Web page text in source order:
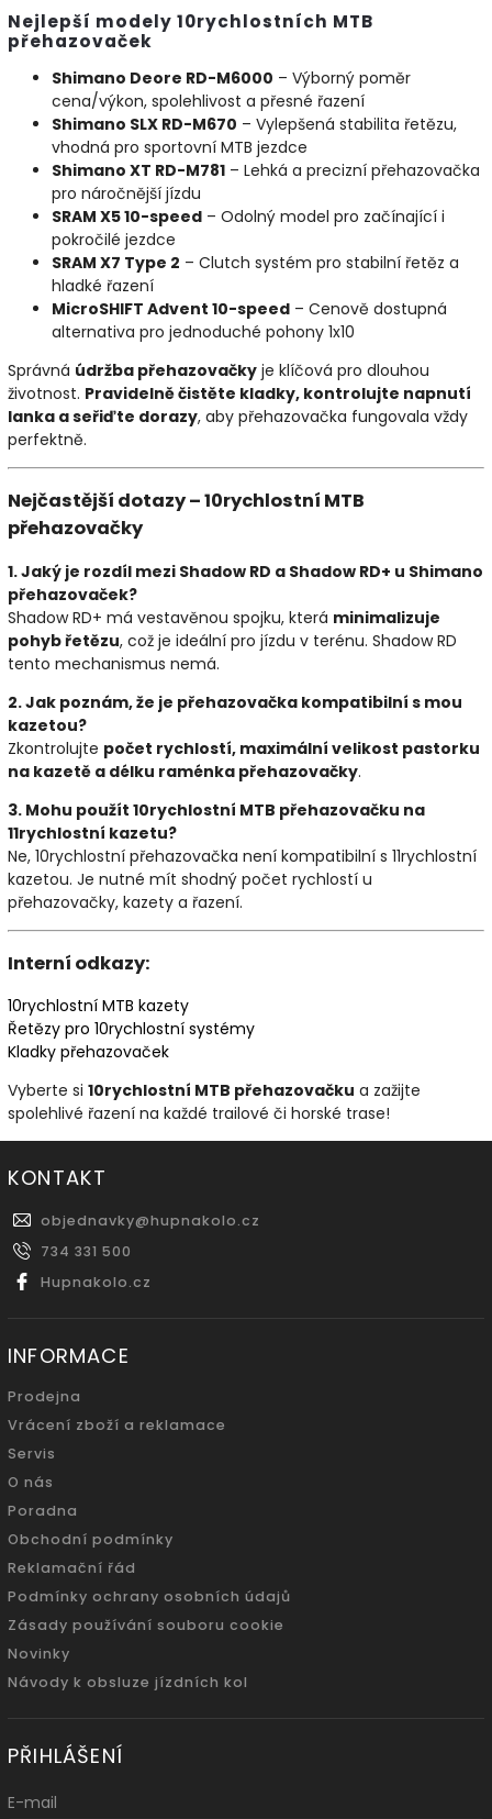
Nejlepší modely 10rychlostních MTB
přehazovaček
Shimano Deore RD-M6000 – Výborný poměr
cena/výkon, spolehlivost a přesné řazení
Shimano SLX RD-M670 – Vylepšená stabilita řetězu,
vhodná pro sportovní MTB jezdce
Shimano XT RD-M781 – Lehká a precizní přehazovačka
pro náročnější jízdu
SRAM X5 10-speed – Odolný model pro začínající i
pokročilé jezdce
SRAM X7 Type 2 – Clutch systém pro stabilní řetěz a
hladké řazení
MicroSHIFT Advent 10-speed – Cenově dostupná
alternativa pro jednoduché pohony 1x10
Správná údržba přehazovačky je klíčová pro dlouhou
životnost. Pravidelně čistěte kladky, kontrolujte napnutí
lanka a seřiďte dorazy, aby přehazovačka fungovala vždy
perfektně.
Nejčastější dotazy – 10rychlostní MTB
přehazovačky
1. Jaký je rozdíl mezi Shadow RD a Shadow RD+ u Shimano
přehazovaček?
Shadow RD+ má vestavěnou spojku, která minimalizuje
pohyb řetězu, což je ideální pro jízdu v terénu. Shadow RD
tento mechanismus nemá.
2. Jak poznám, že je přehazovačka kompatibilní s mou
kazetou?
Zkontrolujte počet rychlostí, maximální velikost pastorku
na kazetě a délku raménka přehazovačky.
3. Mohu použít 10rychlostní MTB přehazovačku na
11rychlostní kazetu?
Ne, 10rychlostní přehazovačka není kompatibilní s 11rychlostní
kazetou. Je nutné mít shodný počet rychlostí u
přehazovačky, kazety a řazení.
Interní odkazy:
10rychlostní MTB kazety
Řetězy pro 10rychlostní systémy
Kladky přehazovaček
Vyberte si 10rychlostní MTB přehazovačku a zažijte
spolehlivé řazení na každé trailové či horské trase!
KONTAKT
objednavky@hupnakolo.cz
734 331 500
Hupnakolo.cz
INFORMACE
Prodejna
Vrácení zboží a reklamace
Servis
O nás
Poradna
Obchodní podmínky
Reklamační řád
Podmínky ochrany osobních údajů
Zásady používání souboru cookie
Novinky
Návody k obsluze jízdních kol
PŘIHLÁŠENÍ
E-mail